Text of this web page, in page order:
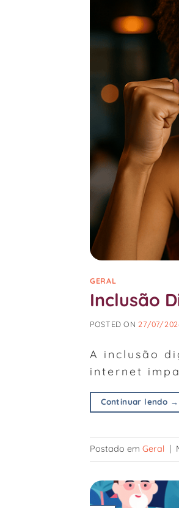
GERAL
Inclusão
POSTED ON 27/07/
A inclusão
internet
Continuar lendo →
Postado em Geral |